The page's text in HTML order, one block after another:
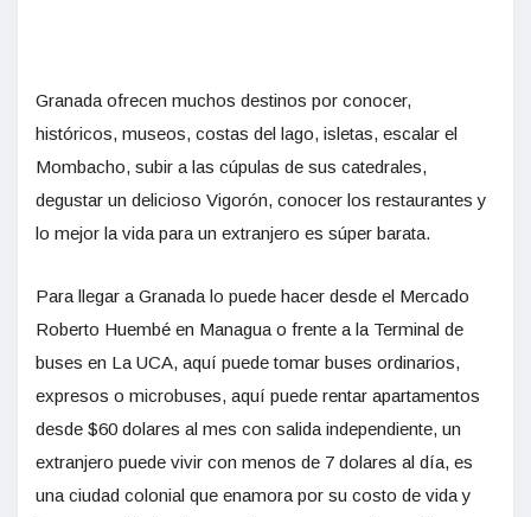
Granada ofrecen muchos destinos por conocer,
históricos, museos, costas del lago, isletas, escalar el
Mombacho, subir a las cúpulas de sus catedrales,
degustar un delicioso Vigorón, conocer los restaurantes y
lo mejor la vida para un extranjero es súper barata.
Para llegar a Granada lo puede hacer desde el Mercado
Roberto Huembé en Managua o frente a la Terminal de
buses en La UCA, aquí puede tomar buses ordinarios,
expresos o microbuses, aquí puede rentar apartamentos
desde $60 dolares al mes con salida independiente, un
extranjero puede vivir con menos de 7 dolares al día, es
una ciudad colonial que enamora por su costo de vida y